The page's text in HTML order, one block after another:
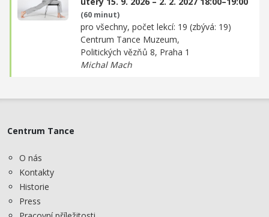
(60 minut)
pro všechny, počet lekcí: 19 (zbývá: 19)
Centrum Tance Muzeum,
Politických vězňů 8, Praha 1
Michal Mach
Centrum Tance
O nás
Kontakty
Historie
Press